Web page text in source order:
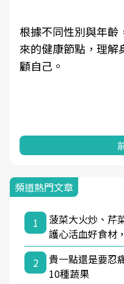
根據不同性別與年齡
來的健康節點，理解
顧自己。
頻道熱門文章
1
菠菜大火炒、芹
護心活血好食材
2
貴一點還是要忍
10種蔬果